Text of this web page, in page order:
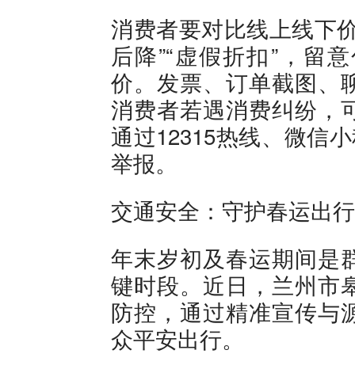
消费者要对比线上线下
后降”“虚假折扣”，留
价。发票、订单截图、
消费者若遇消费纠纷，
通过12315热线、微信
举报。
交通安全：守护春运出
年末岁初及春运期间是
键时段。近日，兰州市
防控，通过精准宣传与
众平安出行。